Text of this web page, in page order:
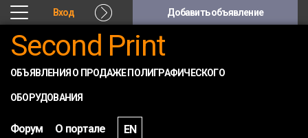
Вход Добавить объявление
Second Print
ОБЪЯВЛЕНИЯ О ПРОДАЖЕ ПОЛИГРАФИЧЕСКОГО
ОБОРУДОВАНИЯ
Форум О портале EN